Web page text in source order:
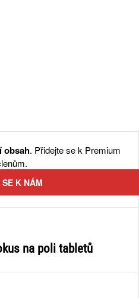
obsah. Přidejte se k Premium
SE K NÁM
na poli tabletů